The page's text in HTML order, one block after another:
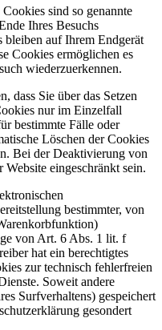
sind so genannte
Ihres Besuchs
bleiben auf Ihrem Endgerät
Cookies ermöglichen es
wiederzuerkennen.
dass Sie über das Setzen
nur im Einzelfall
bestimmte Fälle oder
Löschen der Cookies
Bei der Deaktivierung von
eingeschränkt sein.
bestimmter, von
von Art. 6 Abs. 1 lit. f
hat ein berechtigtes
zur technisch fehlerfreien
Soweit andere
Surfverhaltens) gespeichert
gesondert